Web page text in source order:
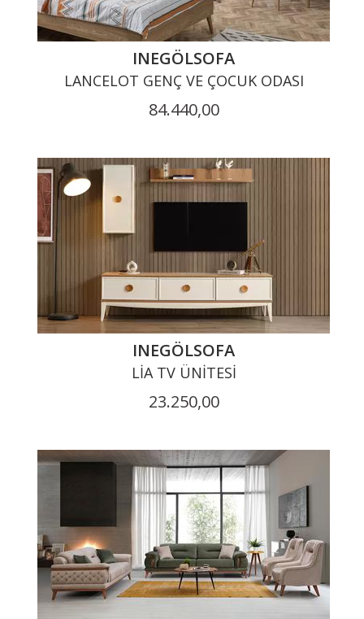
INEGÖLSOFA
LANCELOT GENÇ VE ÇOCUK ODASI
84.440,00
INEGÖLSOFA
LIA TV ÜNITESI
23.250,00